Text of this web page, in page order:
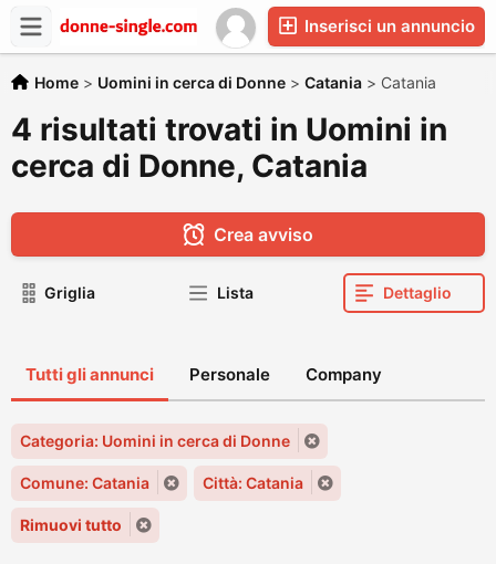
Inserisci un annuncio
Home > Uomini in cerca di Donne > Catania > Catania
4 risultati trovati in Uomini in
cerca di Donne, Catania
Crea avviso
Griglia Lista Dettaglio
Tutti gli annunci Personale Company
Categoria: Uomini in cerca di Donne
Comune: Catania Città: Catania
Rimuovi tutto